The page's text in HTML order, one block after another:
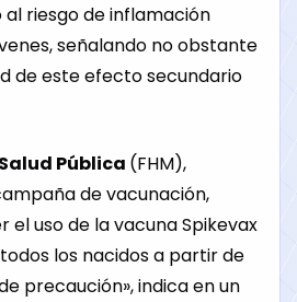
al riesgo de inflamación
señalando no obstante
de este efecto secundario
Pública (FHM),
de vacunación,
el uso de la vacuna Spikevax
los nacidos a partir de
precaución», indica en un